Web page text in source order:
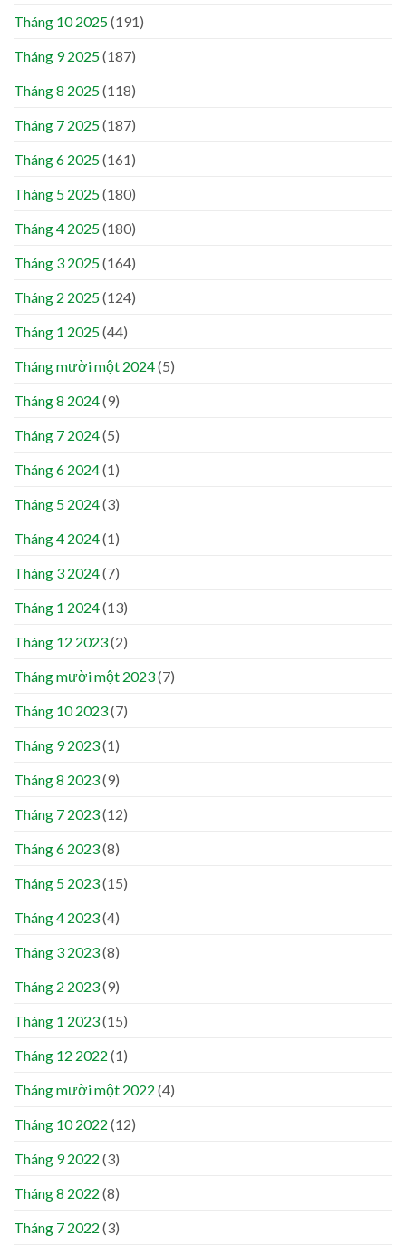
Tháng 10 2025(191)
Tháng 9 2025(187)
Tháng 8 2025(118)
Tháng 7 2025(187)
Tháng 6 2025(161)
Tháng 5 2025(180)
Tháng 4 2025(180)
Tháng 3 2025(164)
Tháng 2 2025(124)
Tháng 1 2025(44)
Tháng mười một 2024(5)
Tháng 8 2024(9)
Tháng 7 2024(5)
Tháng 6 2024(1)
Tháng 5 2024(3)
Tháng 4 2024(1)
Tháng 3 2024(7)
Tháng 1 2024(13)
Tháng 12 2023(2)
Tháng mười một 2023(7)
Tháng 10 2023(7)
Tháng 9 2023(1)
Tháng 8 2023(9)
Tháng 7 2023(12)
Tháng 6 2023(8)
Tháng 5 2023(15)
Tháng 4 2023(4)
Tháng 3 2023(8)
Tháng 2 2023(9)
Tháng 1 2023(15)
Tháng 12 2022 (1)
Tháng mười một 2022 (4)
Tháng 10 2022 (12)
Tháng 9 2022 (3)
Tháng 8 2022 (8)
Tháng 7 2022 (3)